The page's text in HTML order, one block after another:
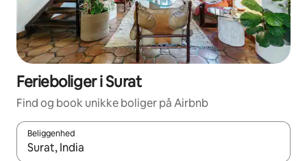
Ferieboliger i Surat
Find og book unikke boliger på Airbnb
Beliggenhed
Når resultaterne er tilgængelige, skal du navigere med